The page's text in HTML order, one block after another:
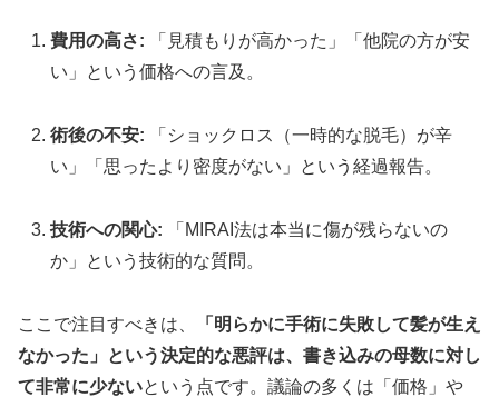
費用の高さ: 「見積もりが高かった」「他院の方が安
い」という価格への言及。
術後の不安: 「ショックロス（一時的な脱毛）が辛
い」「思ったより密度がない」という経過報告。
技術への関心: 「MIRAI法は本当に傷が残らないの
か」という技術的な質問。
ここで注目すべきは、
「明らかに手術に失敗して髪が生え
なかった」という決定的な悪評は、書き込みの母数に対し
て非常に少ないという点です。議論の多くは「価格」や